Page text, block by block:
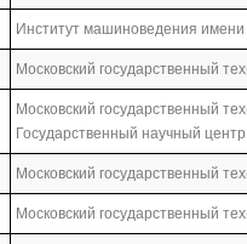
Институт машиноведения
Московский государственный
Московский государственный
Государственный научный
Московский государственный
Московский государственный